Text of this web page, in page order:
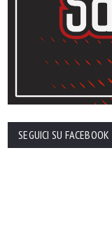
SEGUICI SU FACEBOOK